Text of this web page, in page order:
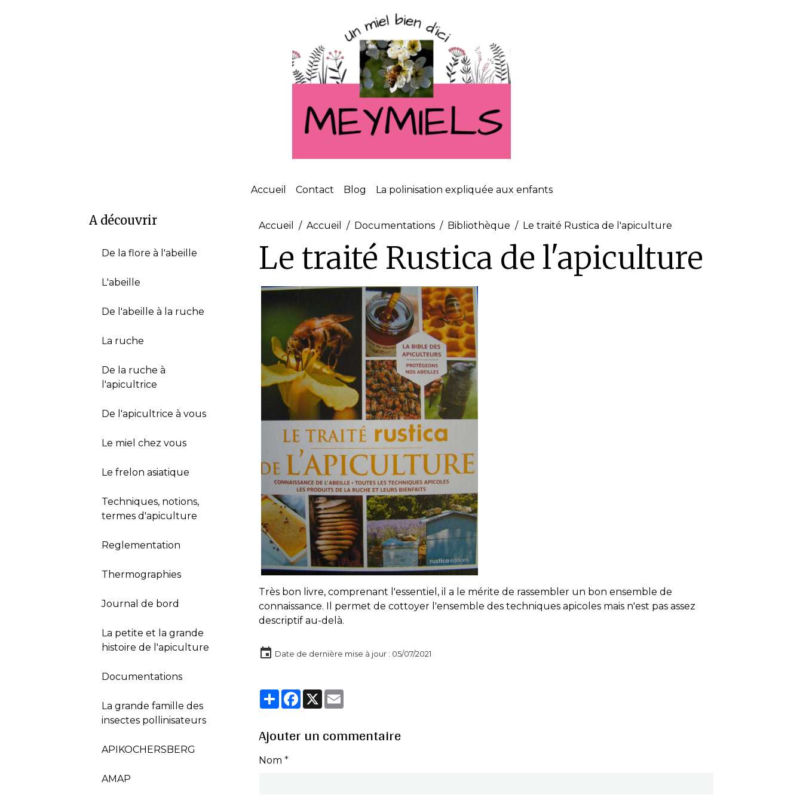
Accueil Contact Blog La polinisation expliquée aux enfants
Accueil Accueil Documentations Bibliothèque Le traité Rustica de l'apiculture
Le traité Rustica de l'apiculture
Très bon livre, comprenant l'essentiel, il a le mérite de rassembler un bon ensemble de
connaissance. Il permet de cottoyer l'ensemble des techniques apicoles mais n'est pas assez
descriptif au-delà.
Date de dernière mise à jour : 05/07/2021
PartagerFacebook
X
Ajouter un commentaire
Nom
A découvrir
De la flore à l'abeille
L'abeille
De l'abeille à la ruche
La ruche
De la ruche à
l'apicultrice
De l'apicultrice à vous
Le miel chez vous
Le frelon asiatique
Techniques, notions,
termes d'apiculture
Reglementation
Thermographies
Journal de bord
La petite et la grande
histoire de l'apiculture
Documentations
La grande famille des
insectes pollinisateurs
APIKOCHERSBERG
AMAP